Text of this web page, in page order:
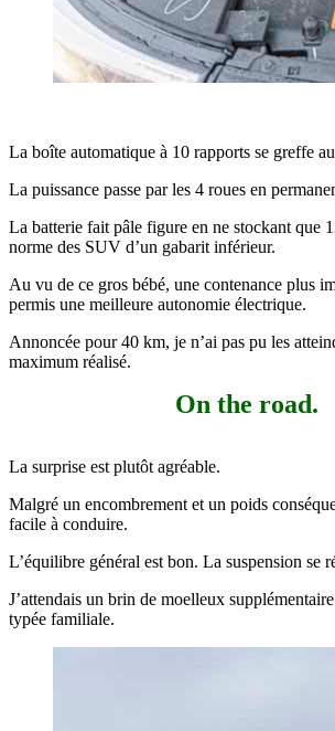
La boîte automatique à 10 rapports se greffe
La puissance passe par les 4 roues en
La batterie fait pâle figure en ne stockant que
norme des SUV d’un gabarit inférieur.
Au vu de ce gros bébé, une contenance plus
permis une meilleure autonomie électrique.
Annoncée pour 40 km, je n’ai pas pu les
maximum réalisé.
On the road.
La surprise est plutôt agréable.
Malgré un encombrement et un poids
facile à conduire.
L’équilibre général est bon. La suspension se
J’attendais un brin de moelleux
typée familiale.